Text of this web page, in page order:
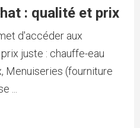
: qualité et prix
d'accéder aux
juste : chauffe-eau
Menuiseries (fourniture
...